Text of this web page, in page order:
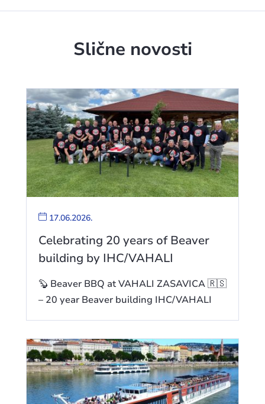
Slične novosti
17.06.2026.
Celebrating 20 years of Beaver
building by IHC/VAHALI
🦫 Beaver BBQ at VAHALI ZASAVICA 🇷🇸
– 20 year Beaver building IHC/VAHALI